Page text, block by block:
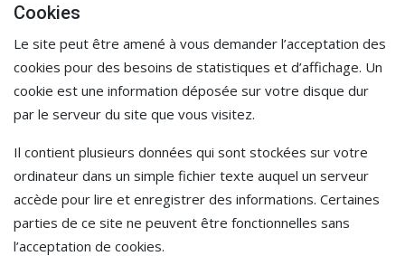
Cookies
Le site peut être amené à vous demander l’acceptation des
cookies pour des besoins de statistiques et d’affichage. Un
cookie est une information déposée sur votre disque dur
par le serveur du site que vous visitez.
Il contient plusieurs données qui sont stockées sur votre
ordinateur dans un simple fichier texte auquel un serveur
accède pour lire et enregistrer des informations. Certaines
parties de ce site ne peuvent être fonctionnelles sans
l’acceptation de cookies.